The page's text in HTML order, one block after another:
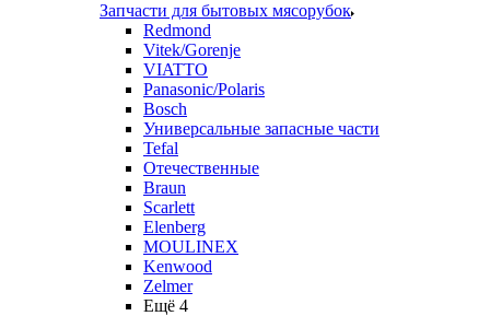
Запчасти для бытовых мясорубок
Redmond
Vitek/Gorenje
VIATTO
Panasonic/Polaris
Bosch
Универсальные запасные части
Tefal
Отечественные
Braun
Scarlett
Elenberg
MOULINEX
Kenwood
Zelmer
Ещё 4